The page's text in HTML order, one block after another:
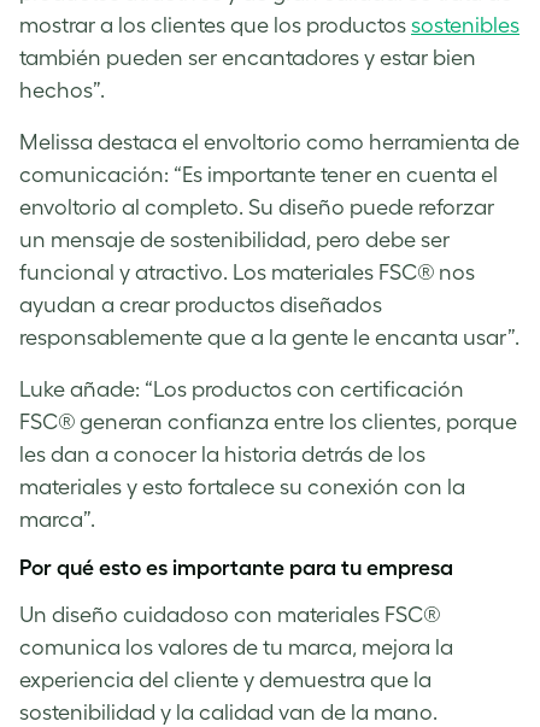
mostrar a los clientes que los productos sostenibles
también pueden ser encantadores y estar bien
hechos”.
Melissa destaca el envoltorio como herramienta de
comunicación: “Es importante tener en cuenta el
envoltorio al completo. Su diseño puede reforzar
un mensaje de sostenibilidad, pero debe ser
funcional y atractivo. Los materiales FSC® nos
ayudan a crear productos diseñados
responsablemente que a la gente le encanta usar”.
Luke añade: “Los productos con certificación
FSC® generan confianza entre los clientes, porque
les dan a conocer la historia detrás de los
materiales y esto fortalece su conexión con la
marca”.
Por qué esto es importante para tu empresa
Un diseño cuidadoso con materiales FSC®
comunica los valores de tu marca, mejora la
experiencia del cliente y demuestra que la
sostenibilidad y la calidad van de la mano.